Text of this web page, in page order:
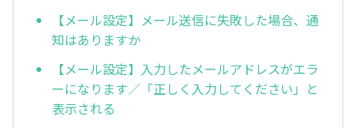
【メール設定】メール送信に失敗した場合、通
知はありますか
【メール設定】入力したメールアドレスがエラ
ーになります／「正しく入力してください」と
表示される